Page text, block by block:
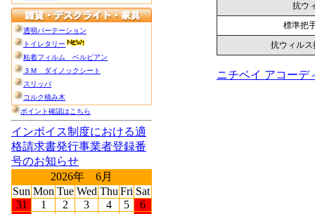
抗ウ
標準把
抗ウィル
ニチベイ アコーデ